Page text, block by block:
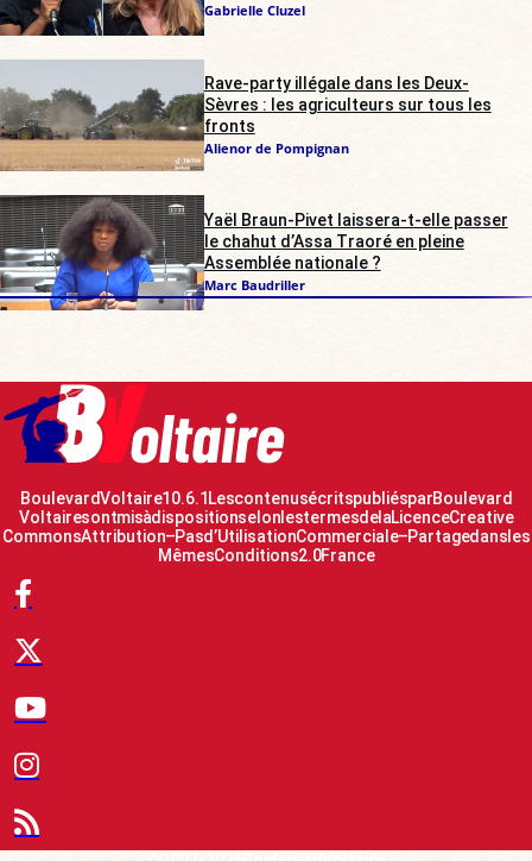
Gabrielle Cluzel
Rave-party illégale dans les Deux-
Sèvres : les agriculteurs sur tous les
fronts
Alienor de Pompignan
Yaël Braun-Pivet laissera-t-elle passer
le chahut d’Assa Traoré en pleine
Assemblée nationale ?
Marc Baudriller
Boulevard Voltaire 10.6.1 Les contenus écrits publiés par Boulevard
Voltaire sont mis à disposition selon les termes de la Licence Creative
Commons Attribution – Pas d’Utilisation Commerciale – Partage dans les
Mêmes Conditions 2.0 France